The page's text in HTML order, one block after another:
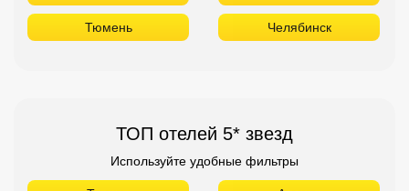
Тюмень Челябинск
ТОП отелей 5* звезд
Используйте удобные фильтры